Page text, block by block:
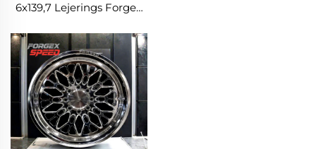
6x139,7 Lejerings Forged
RAM1500 2500 Fælg